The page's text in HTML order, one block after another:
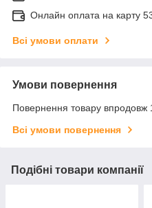
Онлайн оплата на карту
Всі умови оплати
Умови повернення
Повернення товару впродовж
Всі умови повернення
Подібні товари компанії